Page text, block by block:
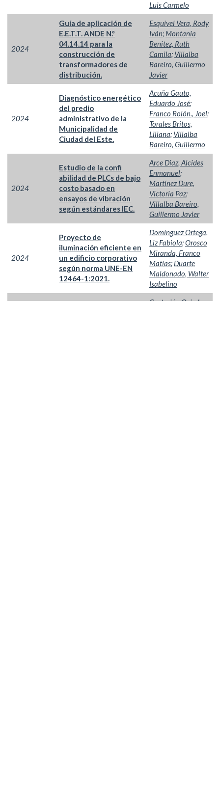
Luis Carmelo
2024
Guía de aplicación de
E.E.T.T. ANDE N.º
04.14.14 para la
construcción de
transformadores de
distribución.
Esquivel Vera, Rody
Iván; Montania
Benitez, Ruth
Camila; Villalba
Bareiro, Guillermo
Javier
2024
Diagnóstico energético
del predio
administrativo de la
Municipalidad de
Ciudad del Este.
Acuña Gauto,
Eduardo José;
Franco Rolón., Joel;
Torales Britos,
Liliana; Villalba
Bareiro, Guillermo
2024
Estudio de la confi
abilidad de PLCs de bajo
costo basado en
ensayos de vibración
según estándares IEC.
Arce Diaz, Alcides
Enmanuel;
Martínez Dure,
Victoria Paz;
Villalba Bareiro,
Guillermo Javier
2024
Proyecto de
iluminación eficiente en
un edificio corporativo
según norma UNE-EN
12464-1:2021.
Domínguez Ortega,
Liz Fabiola;Orosco
Miranda, Franco
Matías; Duarte
Maldonado, Walter
Isabelino
Centurión Oviedo,